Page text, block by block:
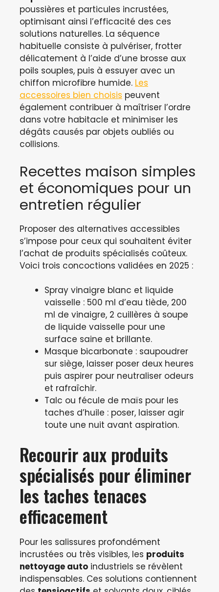
poussières et particules incrustées,
optimisant ainsi l’efficacité des ces
solutions naturelles. La séquence
habituelle consiste à pulvériser, frotter
délicatement à l’aide d’une brosse aux
poils souples, puis à essuyer avec un
chiffon microfibre humide. Les
accessoires bien choisis peuvent
également contribuer à maîtriser l’ordre
dans votre habitacle et minimiser les
dégâts causés par objets oubliés ou
collisions.
Recettes maison simples
et économiques pour un
entretien régulier
Proposer des alternatives accessibles
s’impose pour ceux qui souhaitent éviter
l’achat de produits spécialisés coûteux.
Voici trois concoctions validées en 2025 :
Spray vinaigre blanc et liquide
vaisselle : 500 ml d’eau tiède, 200
ml de vinaigre, 2 cuillères à soupe
de liquide vaisselle pour une
surface saine et brillante.
Masque bicarbonate : saupoudrer
sur siège, laisser poser deux heures
puis aspirer pour neutraliser odeurs
et rafraîchir.
Talc ou fécule de maïs pour les
taches d’huile : poser, laisser agir
toute une nuit avant aspiration.
Recourir aux produits
spécialisés pour éliminer
les taches tenaces
efficacement
Pour les salissures profondément
incrustées ou très visibles, les produits
nettoyage auto industriels se révèlent
indispensables. Ces solutions contiennent